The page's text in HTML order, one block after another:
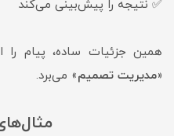
✅ نتیجه را پیش‌بینی می‌کند
همین جزئیات ساده، پیام
«مدیریت تصمیم» می‌برد.